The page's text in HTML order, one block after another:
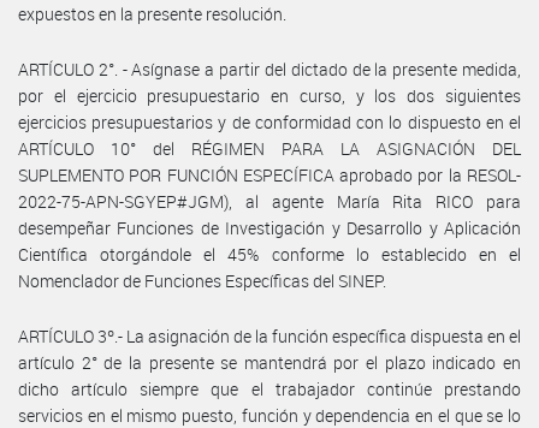
expuestos en la presente resolución.
ARTÍCULO 2°. - Asígnase a partir del dictado de la presente medida,
por el ejercicio presupuestario en curso, y los dos siguientes
ejercicios presupuestarios y de conformidad con lo dispuesto en el
ARTÍCULO 10° del RÉGIMEN PARA LA ASIGNACIÓN DEL
SUPLEMENTO POR FUNCIÓN ESPECÍFICA aprobado por la RESOL-
2022-75-APN-SGYEP#JGM), al agente María Rita RICO para
desempeñar Funciones de Investigación y Desarrollo y Aplicación
Científica otorgándole el 45% conforme lo establecido en el
Nomenclador de Funciones Específicas del SINEP.
ARTÍCULO 3º.- La asignación de la función específica dispuesta en el
artículo 2° de la presente se mantendrá por el plazo indicado en
dicho artículo siempre que el trabajador continúe prestando
servicios en el mismo puesto, función y dependencia en el que se lo